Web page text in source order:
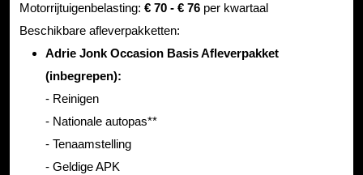
Motorrijtuigenbelasting: € 70 - € 76 per kwartaal
Beschikbare afleverpakketten:
Adrie Jonk Occasion Basis Afleverpakket
(inbegrepen):
- Reinigen
- Nationale autopas**
- Tenaamstelling
- Geldige APK